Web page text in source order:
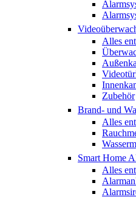
Alles
Zubehör
Brand- und
Alles
Smart Home
Alles